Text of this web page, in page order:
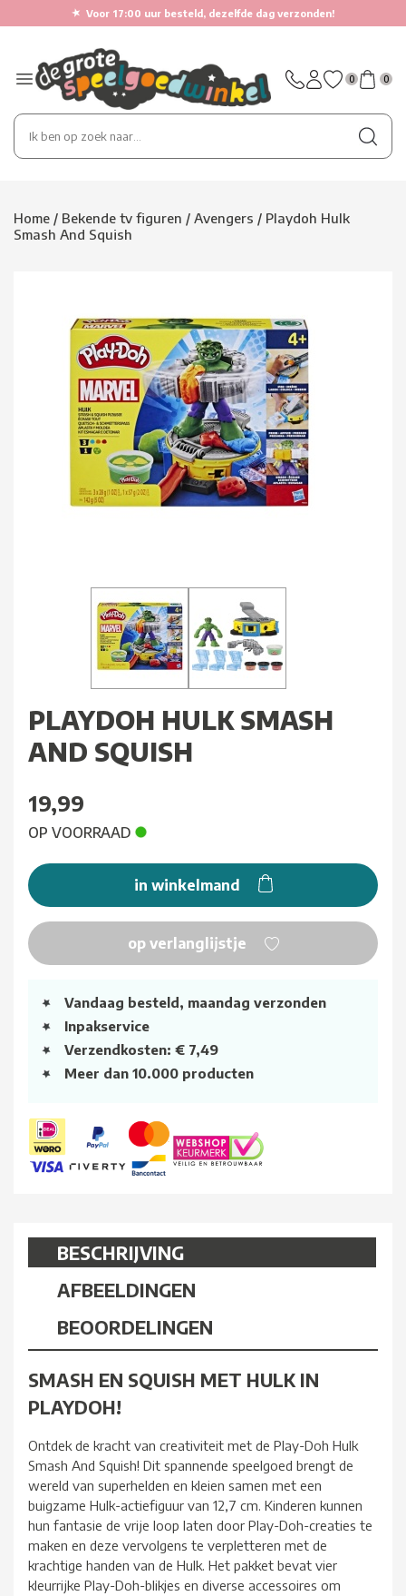
★ Voor 17:00 uur besteld, dezelfde dag verzonden!
0 0
Home / Bekende tv figuren / Avengers / Playdoh Hulk
Smash And Squish
PLAYDOH HULK SMASH
AND SQUISH
19,99
OP VOORRAAD
in winkelmand
op verlanglijstje
Vandaag besteld, maandag verzonden
Inpakservice
Verzendkosten: € 7,49
Meer dan 10.000 producten
BESCHRIJVING
AFBEELDINGEN
BEOORDELINGEN
SMASH EN SQUISH MET HULK IN
PLAYDOH!
Ontdek de kracht van creativiteit met de Play-Doh Hulk
Smash And Squish! Dit spannende speelgoed brengt de
wereld van superhelden en kleien samen met een
buigzame Hulk-actiefiguur van 12,7 cm. Kinderen kunnen
hun fantasie de vrije loop laten door Play-Doh-creaties te
maken en deze vervolgens te verpletteren met de
krachtige handen van de Hulk. Het pakket bevat vier
kleurrijke Play-Doh-blikjes en diverse accessoires om